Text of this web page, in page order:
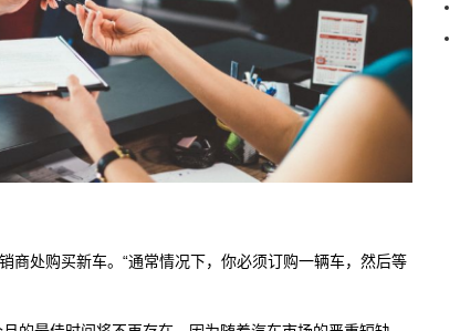
商处购买新车。“通常情况下，你必须订购一辆车，然后等